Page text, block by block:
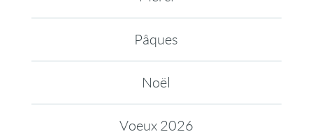
Pâques
Noël
Voeux 2026